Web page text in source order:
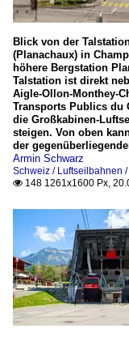
Blick von der
(Planachaux) in
höhere Bergstation
Talstation ist direkt
Aigle-Ollon-Monthey-
Transports Publics du
die Großkabinen-
steigen. Von oben
der
Armin Schwarz
Schweiz / Luftseilbahnen
 148 1261x1600 Px,